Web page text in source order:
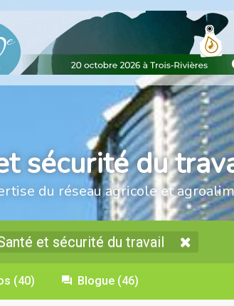
sécurité du
du réseau agricole et
et sécurité du travail
(40) Blogue (46)